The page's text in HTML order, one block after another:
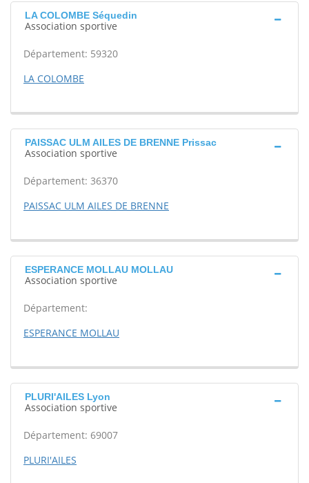
LA COLOMBE Séquedin
Association sportive
Département: 59320
LA COLOMBE
PAISSAC ULM AILES DE BRENNE Prissac
Association sportive
Département: 36370
PAISSAC ULM AILES DE BRENNE
ESPERANCE MOLLAU MOLLAU
Association sportive
Département:
ESPERANCE MOLLAU
PLURI'AILES Lyon
Association sportive
Département: 69007
PLURI'AILES